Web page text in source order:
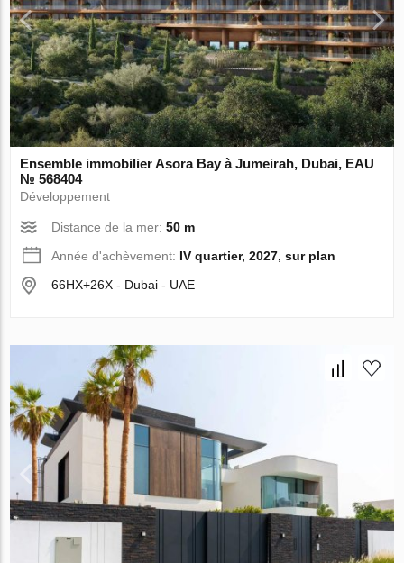
Ensemble immobilier Asora Bay à Jumeirah, Dubai, EAU
№ 568404
Développement
Distance de la mer:50 m
Année d'achèvement: IV quartier, 2027, sur plan
66HX+26X - Dubai - UAE